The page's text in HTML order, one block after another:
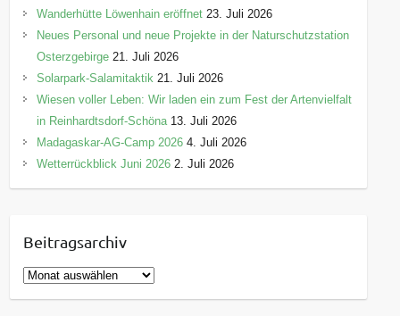
Wanderhütte Löwenhain eröffnet 23. Juli 2026
Neues Personal und neue Projekte in der Naturschutzstation
Osterzgebirge 21. Juli 2026
Solarpark-Salamitaktik 21. Juli 2026
Wiesen voller Leben: Wir laden ein zum Fest der Artenvielfalt
in Reinhardtsdorf-Schöna 13. Juli 2026
Madagaskar-AG-Camp 2026 4. Juli 2026
Wetterrückblick Juni 2026 2. Juli 2026
Beitragsarchiv
B
e